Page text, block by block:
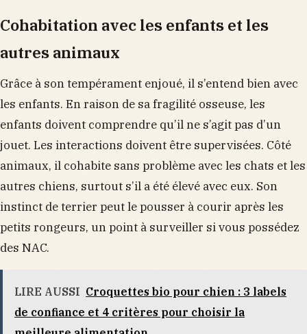
Cohabitation avec les enfants et les
autres animaux
Grâce à son tempérament enjoué, il s’entend bien avec
les enfants. En raison de sa fragilité osseuse, les
enfants doivent comprendre qu’il ne s’agit pas d’un
jouet. Les interactions doivent être supervisées. Côté
animaux, il cohabite sans problème avec les chats et les
autres chiens, surtout s’il a été élevé avec eux. Son
instinct de terrier peut le pousser à courir après les
petits rongeurs, un point à surveiller si vous possédez
des NAC.
LIRE AUSSI Croquettes bio pour chien : 3 labels
de confiance et 4 critères pour choisir la